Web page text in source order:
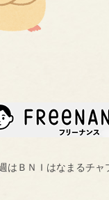
はＢＮＩはなまるチャ